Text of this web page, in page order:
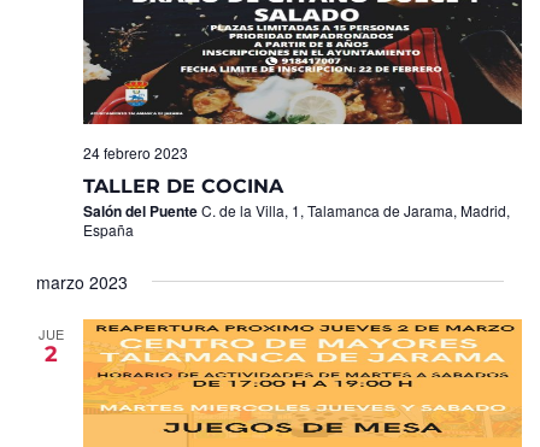
TALLER DE COCINA
24 febrero 2023
Salón del PuenteC. de la Villa, 1, Talamanca de Jarama, Madrid,
España
marzo 2023
JUE
2